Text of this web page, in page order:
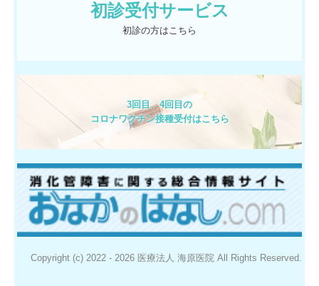
初診受付サービス
初診の方はこちら
3回目、4回目の
コロナワクチン接種受付はこちら
Copyright (c) 2022 - 2026 医療法人 海原医院 All Rights Reserved.